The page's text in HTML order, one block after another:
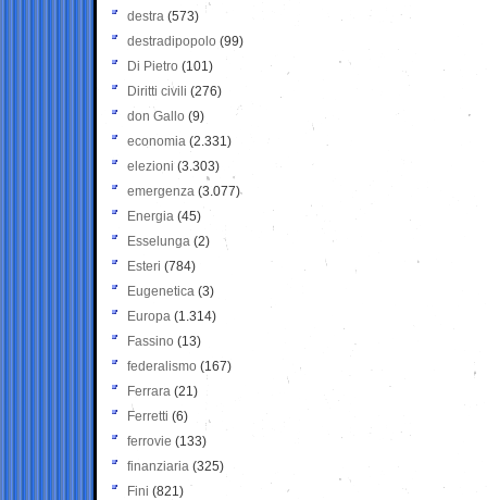
destra (573)
destradipopolo (99)
Di Pietro (101)
Diritti civili (276)
don Gallo (9)
economia (2.331)
elezioni (3.303)
emergenza (3.077)
Energia (45)
Esselunga (2)
Esteri (784)
Eugenetica (3)
Europa (1.314)
Fassino (13)
federalismo (167)
Ferrara (21)
Ferretti (6)
ferrovie (133)
finanziaria (325)
Fini (821)